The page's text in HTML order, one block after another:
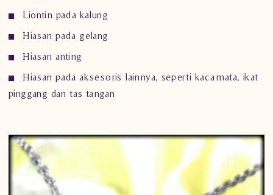
Liontin pada kalung
Hiasan pada gelang
Hiasan anting
Hiasan pada aksesoris lainnya, seperti kacamata, ikat
pinggang dan tas tangan